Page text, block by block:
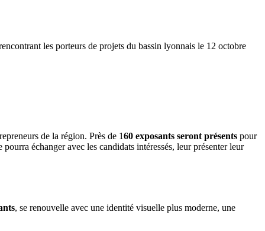
les porteurs de projets du bassin lyonnais le 12 octobre
de la région. Près de 160 exposants seront présents pour
pourra échanger avec les candidats intéressés, leur présenter leur
, se renouvelle avec une identité visuelle plus moderne, une